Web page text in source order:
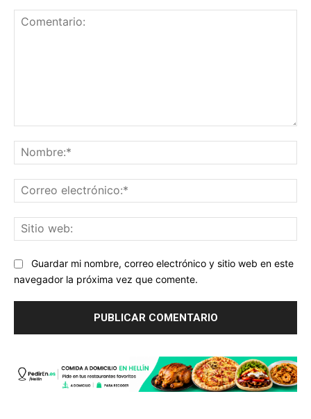
Guardar mi nombre, correo electrónico y sitio web en este
navegador la próxima vez que comente.